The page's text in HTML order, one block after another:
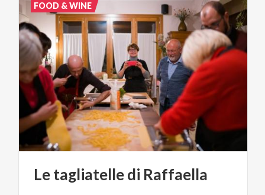
Letagliatelledi Raffaella
FOOD & WINE